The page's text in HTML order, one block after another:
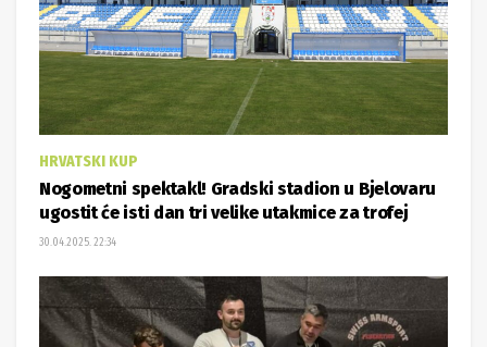
HRVATSKI KUP
Nogometni spektakl! Gradski stadion u Bjelovaru
ugostit će isti dan tri velike utakmice za trofej
30.04.2025. 22:34